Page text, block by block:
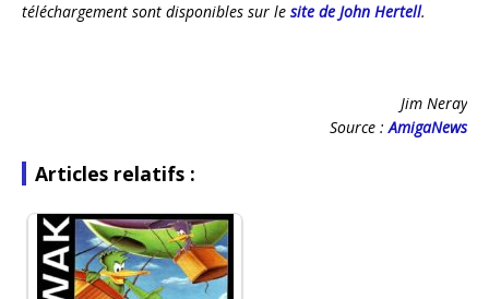
téléchargement sont disponibles sur le site de John Hertell.
Jim Neray
Source :AmigaNews
Articles relatifs :